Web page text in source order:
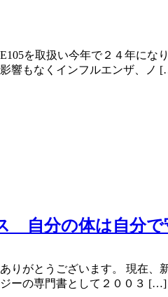
を取扱い今年で２４年に
響もなくインフルエンザ、ノ
自分の体は自分で
りがとうございます。 現在、
ーの専門書として２００３ […]